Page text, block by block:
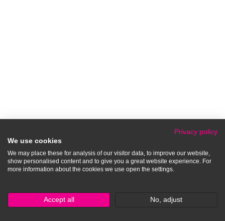
Privacy policy
We use cookies
We may place these for analysis of our visitor data, to improve our website,
show personalised content and to give you a great website experience. For
more information about the cookies we use open the settings.
Accept all No, adjust